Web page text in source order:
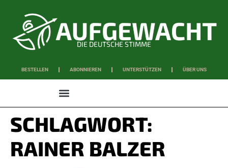
DIE DEUTSCHE STIMME
BESTELLEN ABONNIEREN UNTERSTÜTZEN ÜBER UNS
SCHLAGWORT:
RAINER BALZER